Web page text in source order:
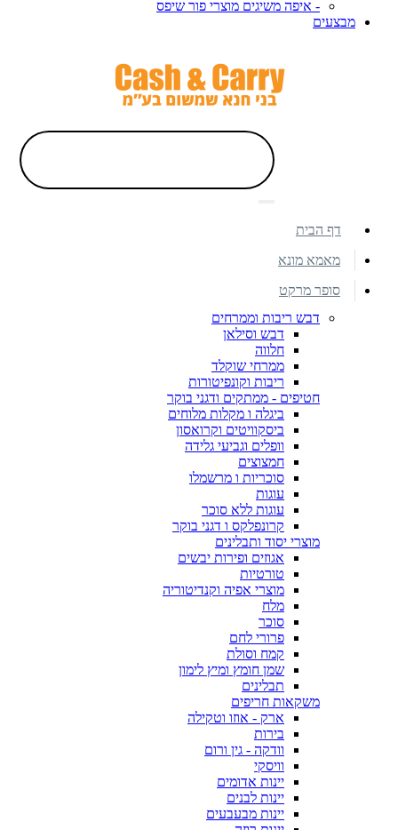
- איפה משיגים מוצרי פור שיפס
מבצעים
דף הבית
מאמא מונא
סופר מרקט
דבש ריבות וממרחים
דבש וסילאן
חלווה
ממרחי שוקלד
ריבות וקונפיטורות
חטיפים - ממתקים ודגני בוקר
ביגלה ו מקלות מלוחים
ביסקוויטים וקרואסון
וופלים וגביעי גלידה
חמצוצים
סוכריות ו מרשמלו
עוגות
עוגות ללא סוכר
קרונפלקס ו דגני בוקר
מוצרי יסוד ותבלינים
אגוזים ופירות יבשים
טורטיות
מוצרי אפיה וקנדיטוריה
מלח
סוכר
פרורי לחם
קמח וסולת
שמן חומץ ומיץ לימון
תבלינים
משקאות חריפים
ארק - אוזו וטקילה
בירות
וודקה - גין ורום
וויסקי
יינות אדומים
יינות לבנים
יינות מבעבעים